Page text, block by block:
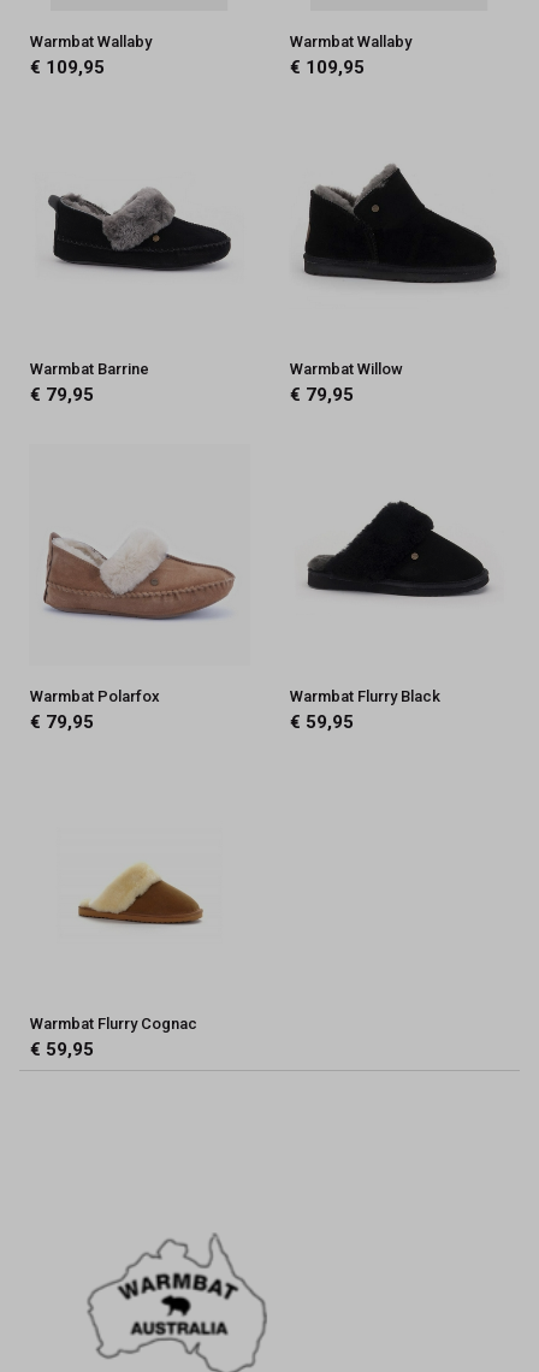
Warmbat Wallaby
€ 109,95
Warmbat Wallaby
€ 109,95
Warmbat Barrine
€ 79,95
Warmbat Willow
€ 79,95
Warmbat Polarfox
€ 79,95
Warmbat Flurry Black
€ 59,95
Warmbat Flurry Cognac
€ 59,95